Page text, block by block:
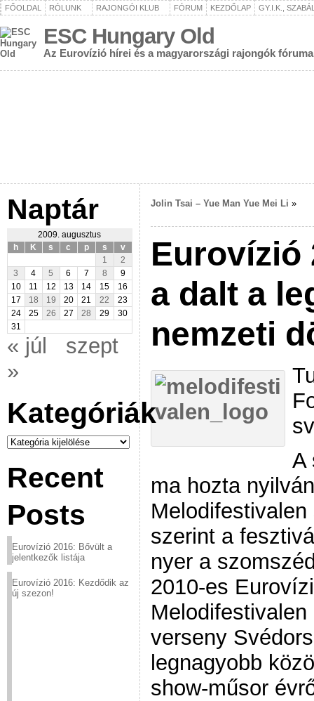
FŐOLDAL RÓLUNK RAJONGÓI KLUB FÓRUM KEZDŐLAP GY.I.K.,
ESC Hungary Old
Az Eurovízió hírei és a magyarországi rajongók fóruma
Naptár
2009. augusztus
h
K s c p s
v
1
2
3
4 5 6 7 8
9
10
11 12 13 14 15
16
17
18 19 20 21 22
23
24
25 26 27 28 29
30
31
« júl
szept
»
Kategóriák
Kategóriák
Recent
Posts
Eurovízió 2016: Bővült a
jelentkezők listája
Eurovízió 2016: Kezdődik az
új szezon!
Jolin Tsai – Yue Man Yue Mei Li »
Eurovízió
a dalt a
nemzeti
A
ma hozta
szerint a
nyer a
2010-es
verseny
legnagyobb
show-műsor